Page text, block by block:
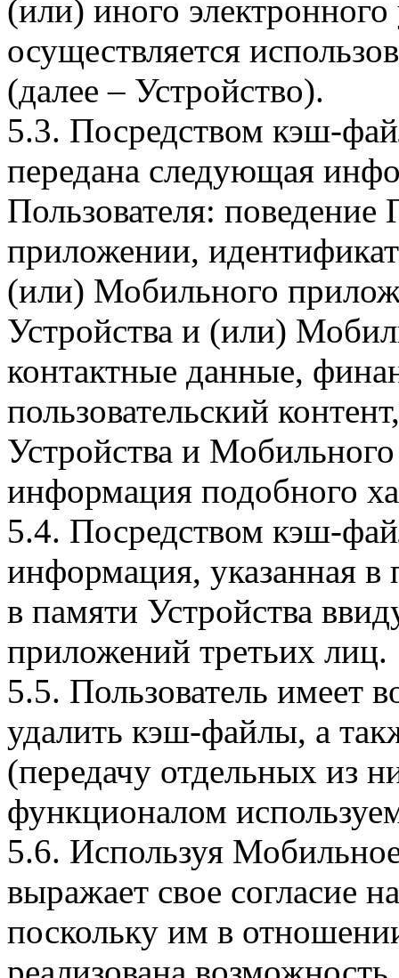
(или) иного электронного
осуществляется
(далее – Устройство).
5.3. Посредством кэш-
передана следующая
Пользователя:
приложении,
(или) Мобильного
Устройства и (или)
контактные данные,
пользовательский
Устройства и
информация подобного
5.4. Посредством кэш-
информация, указанная в
в памяти Устройства
приложений третьих лиц.
5.5. Пользователь имеет
удалить кэш-файлы, а
(передачу отдельных из
функционалом
5.6. Используя
выражает свое согласие
поскольку им в